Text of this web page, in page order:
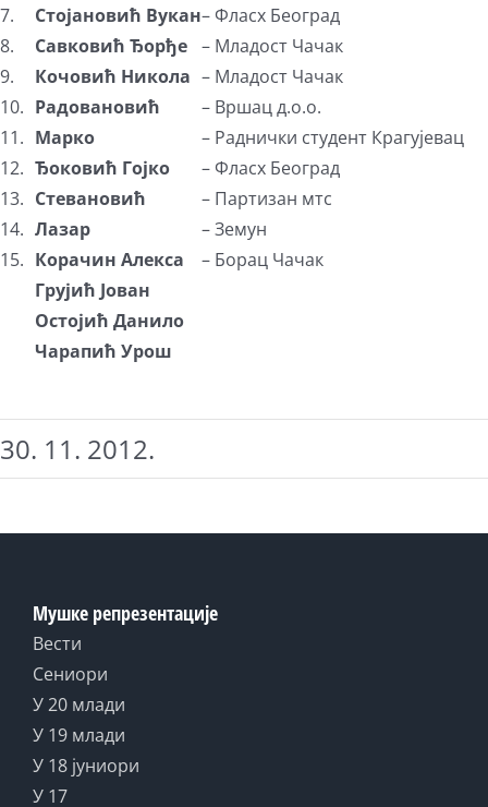
7.
8.
9.
10.
11.
12.
13.
14.
15.
Стојановић Вукан
Савковић Ђорђе
Кочовић Никола
Радовановић
Марко
Ђоковић Гојко
Стевановић
Лазар
Корачин Алекса
Грујић Јован
Остојић Данило
Чарапић Урош
– Фласх Београд
– Младост Чачак
– Младост Чачак
– Вршац д.о.о.
– Раднички студент Крагујевац
– Фласх Београд
– Партизан мтс
– Земун
– Борац Чачак
30. 11. 2012.
Мушке репрезентације
Вести
Сениори
У 20 млади
У 19 млади
У 18 јуниори
У 17